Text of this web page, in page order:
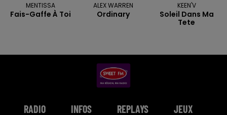
MENTISSA
Fais-Gaffe À Toi
ALEX WARREN
Ordinary
KEEN'V
Soleil Dans Ma
Tete
RADIO INFOS REPLAYS JEUX